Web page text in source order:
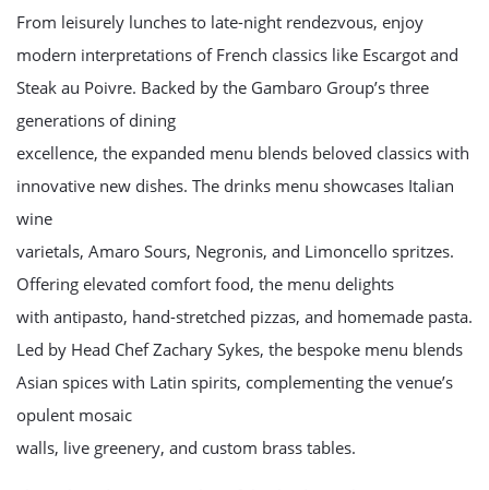
From leisurely lunches to late-night rendezvous, enjoy
modern interpretations of French classics like Escargot and
Steak au Poivre. Backed by the Gambaro Group’s three
generations of dining
excellence, the expanded menu blends beloved classics with
innovative new dishes. The drinks menu showcases Italian
wine
varietals, Amaro Sours, Negronis, and Limoncello spritzes.
Offering elevated comfort food, the menu delights
with antipasto, hand-stretched pizzas, and homemade pasta.
Led by Head Chef Zachary Sykes, the bespoke menu blends
Asian spices with Latin spirits, complementing the venue’s
opulent mosaic
walls, live greenery, and custom brass tables.